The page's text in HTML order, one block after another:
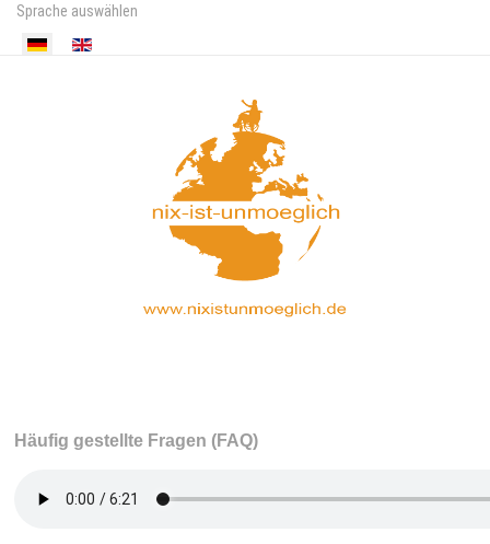
Sprache auswählen
Häufig gestellte Fragen (FAQ)